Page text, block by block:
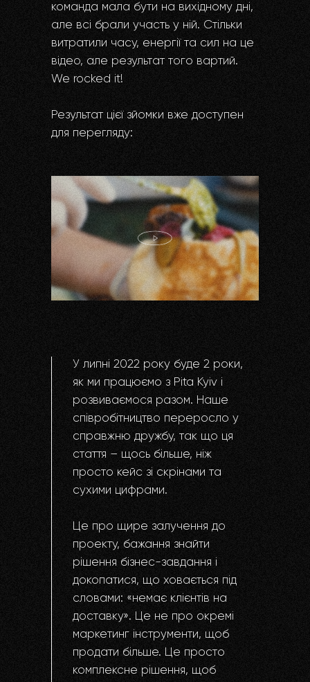
команда мала бути на вихідному дні,
але всі брали участь у ній. Стільки
витратили часу, енергії та сил на це
відео, але результат того вартий.
We rocked it!
Результат цієї зйомки вже доступен
для перегляду:
У липні 2022 року буде 2 роки,
як ми працюємо з Pita Kyiv і
розвиваємося разом. Наше
співробітництво переросло у
справжню дружбу, так що ця
стаття – щось більше, ніж
просто кейс зі скрінами та
сухими цифрами.
Це про щире залучення до
проекту, бажання знайти
рішення бізнес-завдання і
докопатися, що ховається під
словами: «немає клієнтів на
доставку». Це не про окремі
маркетинг інструменти, щоб
продати більше. Це просто
комплексне рішення, щоб